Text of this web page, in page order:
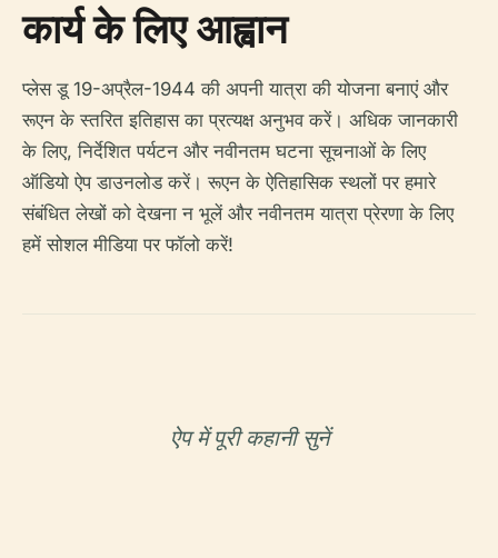
कार्य के लिए आह्वान
प्लेस डू 19-अप्रैल-1944 की अपनी यात्रा की योजना बनाएं और
रूएन के स्तरित इतिहास का प्रत्यक्ष अनुभव करें। अधिक जानकारी
के लिए, निर्देशित पर्यटन और नवीनतम घटना सूचनाओं के लिए
ऑडियो ऐप डाउनलोड करें। रूएन के ऐतिहासिक स्थलों पर हमारे
संबंधित लेखों को देखना न भूलें और नवीनतम यात्रा प्रेरणा के लिए
हमें सोशल मीडिया पर फॉलो करें!
ऐप में पूरी कहानी सुनें